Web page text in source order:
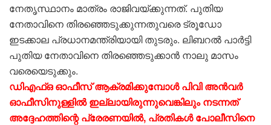
നേതൃസ്ഥാനം മാത്രം രാജിവയ്ക്കുന്നത്. പുതിയ
നേതാവിനെ തിരഞ്ഞെടുക്കുന്നതുവരെ ട്രൂഡോ
ഇടക്കാല പ്രധാനമന്ത്രിയായി തുടരും. ലിബറൽ പാർട്ടി
പുതിയ നേതാവിനെ തിരഞ്ഞെടുക്കാൻ നാലു മാസം
വരെയെടുക്കും.
ഡിഎഫ്ഒ ഓഫീസ് ആക്രമിക്കുമ്പോൾ പിവി അൻവർ
ഓഫീസിനുള്ളിൽ ഇല്ലായിരുന്നുവെങ്കിലും നടന്നത്
അദ്ദേഹത്തിന്റെ പ്രേരണയിൽ, പ്രതികൾ പോലീസിനെ